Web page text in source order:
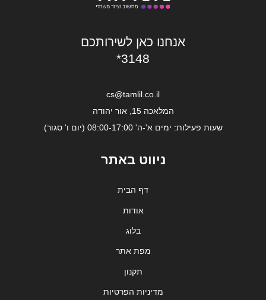
אנחנו כאן לשירותכם
*3148
cs@tamlil.co.il
המלאכה 15, אור יהודה
שעות פעילות: ימים א'-ה' 08:00-17:00 (יום ו' סגור)
ניווט באתר
דף הבית
אודות
בלוג
מפת אתר
תקנון
מדיניות הפרטיות